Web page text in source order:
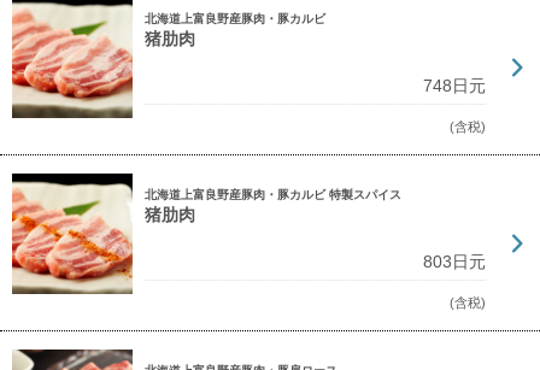
北海道上富良野産豚肉・豚カルビ
猪肋肉
748日元
(含税)
北海道上富良野産豚肉・豚カルビ 特製スパイス
猪肋肉
803日元
(含税)